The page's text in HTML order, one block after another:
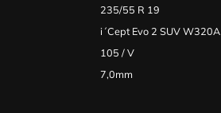
i´Cept Evo 2 SUV W320A
105 /V
7,0mm
235/55 R 19